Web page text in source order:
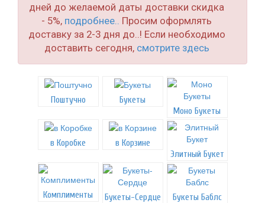
дней до желаемой даты доставки скидка
- 5%, подробнее.. Просим оформлять
доставку за 2-3 дня до..! Если необходимо
доставить сегодня, смотрите здесь
Поштучно
Букеты
Моно Букеты
в Коробке
в Корзине
Элитный Букет
Комплименты Букеты-Сердце Букеты Баблс